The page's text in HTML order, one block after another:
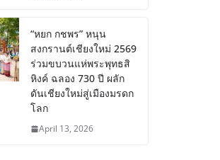
“หยก กชพร” หนุน
สงกรานต์เชียงใหม่ 2569
ร่วมขบวนแห่พระพุทธสิ
หิงค์ ฉลอง 730 ปี ผลัก
ดันเชียงใหม่สู่เมืองมรดก
โลก
April 13, 2026